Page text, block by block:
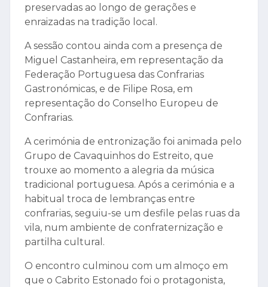
preservadas ao longo de gerações e
enraizadas na tradição local.
A sessão contou ainda com a presença de
Miguel Castanheira, em representação da
Federação Portuguesa das Confrarias
Gastronómicas, e de Filipe Rosa, em
representação do Conselho Europeu de
Confrarias.
A cerimónia de entronização foi animada pelo
Grupo de Cavaquinhos do Estreito, que
trouxe ao momento a alegria da música
tradicional portuguesa. Após a cerimónia e a
habitual troca de lembranças entre
confrarias, seguiu-se um desfile pelas ruas da
vila, num ambiente de confraternização e
partilha cultural.
O encontro culminou com um almoço em
que o Cabrito Estonado foi o protagonista,